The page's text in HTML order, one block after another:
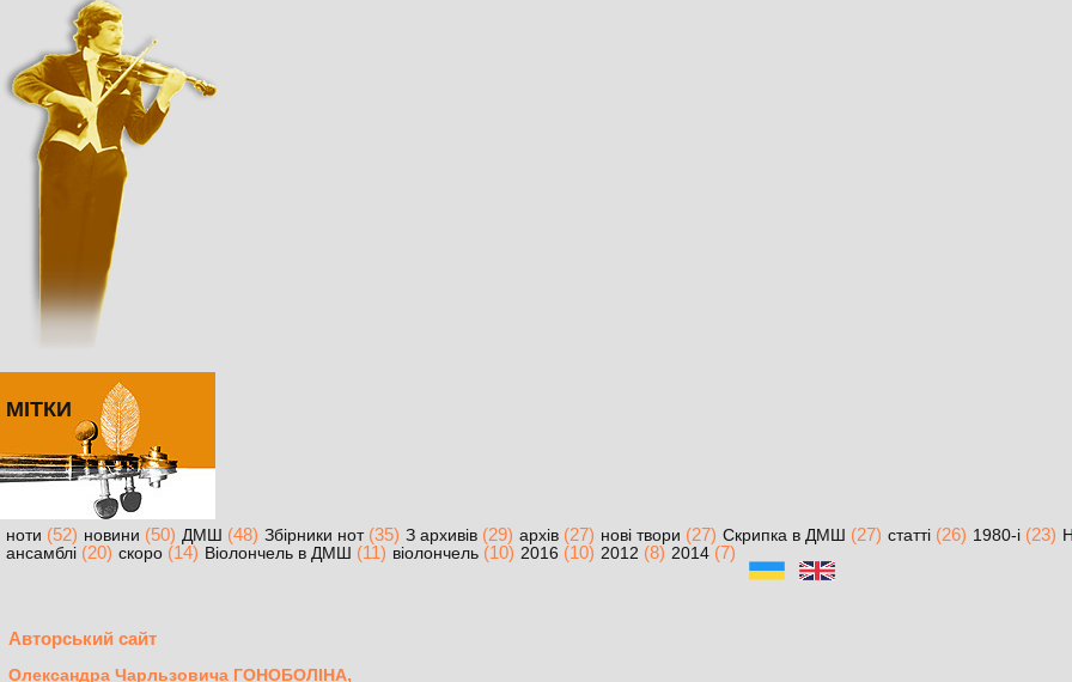
МІТКИ
ноти (52) новини (50) ДМШ (48) Збірники нот(35) З архивів (29) архів (27) нові твори (27) Скрипка в ДМШ (27) статті (26) 1980-і (23)
ансамблі (20) скоро (14) Віолончель в ДМШ (11) віолончель (10) 2016 (10) 2012 (8) 2014 (7)
Авторський сайт
Олександра Чарльзовича ГОНОБОЛІНА,